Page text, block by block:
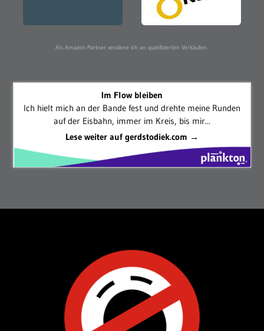
Als Amazon-Partner verdiene ich an qualifizierten Verkäufen.
Im Flow bleiben
Ich hielt mich an der Bande fest und drehte meine Runden
auf der Eisbahn, immer im Kreis, bis mir...
Lese weiter auf gerdstodiek.com →